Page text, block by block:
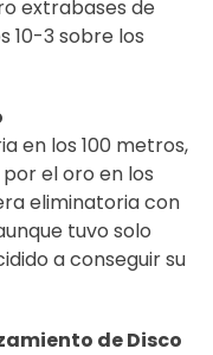
extrabases de
10-3 sobre los
en los 100 metros,
el oro en los
eliminatoria con
tuvo solo
a conseguir su
de Disco